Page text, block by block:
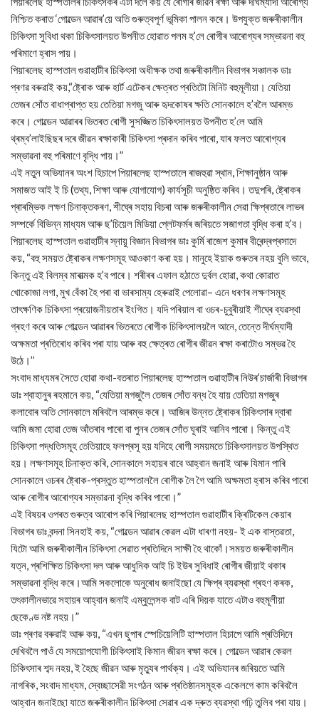
নিশ্চিত কৰাত ‘গোল্ডেন আৱাৰ’য়ে অতি গুৰুত্বপূৰ্ণ ভূমিকা পালন কৰে। উপযুক্ত জৰুৰীকালীন
চিকিৎসা সুবিধা থকা চিকিৎসালয়ত উপনীত হোৱাত পলম হ’লে ৰোগীৰ আৰোগ্যৰ সম্ভাৱনা বহু
পৰিমাণে হ্ৰাস পায়।
পিয়াৰলেছ হাস্পতাল গুৱাহাটীৰ চিকিৎসা অধীক্ষক তথা জৰুৰীকালীন বিভাগৰ সঞ্চালক ডাঃ
প্ৰণৱ বৰুৱাই কয়,“ষ্ট্ৰোক আৰু হাৰ্ট এটেকৰ ক্ষেত্ৰত প্ৰতিটো মিনিট বহুমূলীয়া। যেতিয়া
তেজৰ সোঁত বাধাপ্ৰাপ্ত হয় তেতিয়া মগজু আৰু হৃদকোষৰ ক্ষতি সোনকালে হ’বলৈ আৰম্ভ
কৰে। গোল্ডেন আৱাৰৰ ভিতৰত ৰোগী সুসজ্জিত চিকিৎসালয়ত উপনীত হ’লে আমি
থ্ৰম্ব’লাইছিছৰ দৰে জীৱন ৰক্ষাকাৰী চিকিৎসা প্ৰদান কৰিব পাৰো, যাৰ ফলত আৰোগ্যৰ
সম্ভাৱনা বহু পৰিমাণে বৃদ্ধি পায়।”
এই নতুন অভিযানৰ অংশ হিচাপে পিয়াৰলেছ হাস্পতালে ৰাজহুৱা স্থান, শিক্ষানুষ্ঠান আৰু
সমাজত আই ই চি (তথ্য, শিক্ষা আৰু যোগাযোগ) কাৰ্যসূচী অনুষ্ঠিত কৰিব। তদুপৰি, ষ্ট্ৰোকৰ
প্ৰাৰম্ভিক লক্ষণ চিনাক্তকৰণ, শীঘ্ৰে সহায় বিচৰা আৰু জৰুৰীকালীন সেৱা ক্ষিপ্ৰতাৰে লাভৰ
সম্পৰ্কে বিভিন্ন মাধ্যম আৰু ছ’চিয়েল মিডিয়া প্লেটফৰ্মৰ জৰিয়তে সজাগতা বৃদ্ধি কৰা হ’ব।
পিয়াৰলেছ হাস্পতাল গুৱাহাটীৰ স্নায়ু বিজ্ঞান বিভাগৰ ডাঃ কুৰ্মি ৰাজেশ কুমাৰ বীৰেন্দ্ৰপ্ৰসাদে
কয়, “বহু সময়ত ষ্ট্ৰোকৰ লক্ষণসমূহ আওকাণ কৰা হয়। মানুহে ইয়াক গুৰুতৰ নহয় বুলি ভাবে,
কিন্তু এই বিলম্ব মাৰাত্মক হ’ব পাৰে। শৰীৰৰ এফাল হঠাতে দুৰ্বল হোৱা, কথা কোৱাত
খোকোজা লগা, মুখ বেঁকা হৈ পৰা বা ভাৰসাম্য হেৰুৱাই পেলোৱা– এনে ধৰণৰ লক্ষণসমূহ
তাৎক্ষণিক চিকিৎসা প্ৰয়োজনীয়তাৰ ইংগিত। যদি পৰিয়াল বা ওচৰ-চুবুৰীয়াই শীঘ্ৰে ব্যৱস্থা
গ্ৰহণ কৰে আৰু গোল্ডেন আৱাৰৰ ভিতৰতে ৰোগীক চিকিৎসালয়লৈ আনে, তেন্তে দীৰ্ঘম্যাদী
অক্ষমতা প্ৰতিৰোধ কৰিব পৰা যায় আৰু বহু ক্ষেত্ৰত ৰোগীৰ জীৱন ৰক্ষা কৰাটোও সম্ভৱ হৈ
উঠে।’’
সংবাদ মাধ্যমৰ সৈতে হোৱা কথা-বতৰাত পিয়াৰলেছ হাস্পতাল গুৱাহাটীৰ নিউৰ’চাৰ্জাৰী বিভাগৰ
ডাঃ শ্বাহানুৰ ৰহমানে কয়, “যেতিয়া মগজুলৈ তেজৰ সোঁত বন্ধ হৈ যায় তেতিয়া মগজুৰ
কলাবোৰ অতি সোনকালে মৰিবলৈ আৰম্ভ কৰে। আজিৰ উন্নত ষ্ট্ৰোকৰ চিকিৎসাৰ দ্বাৰা
আমি জমা হোৱা তেজ আঁতৰাব পাৰো বা পুনৰ তেজৰ সোঁত ঘূৰাই আনিব পাৰো। কিন্তু এই
চিকিৎসা পদ্ধতিসমূহ তেতিয়াহে ফলপ্ৰসূ হয় যদিহে ৰোগী সময়মতে চিকিৎসালয়ত উপস্থিত
হয়। লক্ষণসমূহ চিনাক্ত কৰি, সোনকালে সহায়ৰ বাবে আহ্বান জনাই আৰু যিমান পাৰি
সোনকালে ওচৰৰ ষ্ট্ৰোক-প্ৰস্তুত হাস্পতাললৈ ৰোগীক লৈ গৈ আমি অক্ষমতা হ্ৰাস কৰিব পাৰো
আৰু ৰোগীৰ আৰোগ্যৰ সম্ভাৱনা বৃদ্ধি কৰিব পাৰো।”
এই বিষয়ৰ ওপৰত গুৰুত্ব আৰোপ কৰি পিয়াৰলেছ হাস্পতাল গুৱাহাটীৰ ক্ৰিটিকেল কেয়াৰ
বিভাগৰ ডাঃ বন্দনা সিনহাই কয়, “গোল্ডেন আৱাৰ কেৱল এটা ধাৰণা নহয়- ই এক বাস্তৱতা,
যিটো আমি জৰুৰীকালীন চিকিৎসা সেৱাত প্ৰতিদিনে সাক্ষী হৈ থাকোঁ।সময়ত জৰুৰীকালীন
যত্ন, প্ৰশিক্ষিত চিকিৎসা দল আৰু আধুনিক আই চি ইউৰ সুবিধাই ৰোগীৰ জীয়াই থকাৰ
সম্ভাৱনা বৃদ্ধি কৰে।আমি সকলোকে অনুৰোধ জনাইছো যে ক্ষিপ্ৰ ব্যৱস্থা গ্ৰহণ কৰক,
তৎকালীনভাৱে সহায়ৰ আহ্বান জনাই এম্বুলেন্সক বাট এৰি দিয়ক যাতে এটাও বহুমূলীয়া
ছেকেণ্ড নষ্ট নহয়।”
ডাঃ প্ৰণৱ বৰুৱাই আৰু কয়, “এখন ছুপাৰ স্পেচিয়েলিটি হাস্পতাল হিচাপে আমি প্ৰতিদিনে
দেখিবলৈ পাওঁ যে সময়োপযোগী চিকিৎসাই কিমান জীৱন ৰক্ষা কৰে। গোল্ডেন আৱাৰ কেৱল
চিকিৎসাৰ শব্দ নহয়, ই হৈছে জীৱন আৰু মৃত্যুৰ পাৰ্থক্য। এই অভিযানৰ জৰিয়তে আমি
নাগৰিক, সংবাদ মাধ্যম, স্বেচ্ছাসেৱী সংগঠন আৰু প্ৰতিষ্ঠানসমূহক একেলগে কাম কৰিবলৈ
আহ্বান জনাইছো যাতে জৰুৰীকালীন চিকিৎসা সেৱাৰ এক দ্ৰুত ব্যৱস্থা গঢ়ি তুলিব পৰা যায়।